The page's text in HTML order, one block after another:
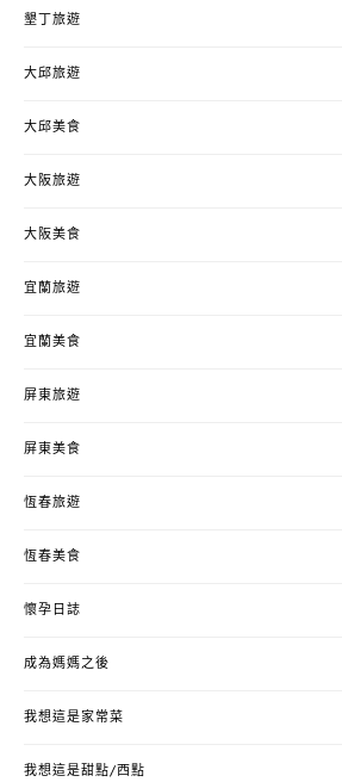
墾丁旅遊
大邱旅遊
大邱美食
大阪旅遊
大阪美食
宜蘭旅遊
宜蘭美食
屏東旅遊
屏東美食
恆春旅遊
恆春美食
懷孕日誌
成為媽媽之後
我想這是家常菜
我想這是甜點/西點